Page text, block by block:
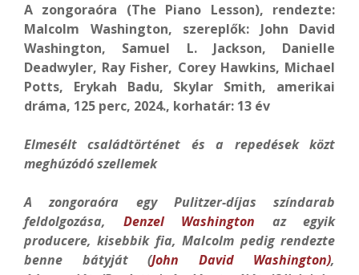
A zongoraóra (The Piano Lesson), rendezte:
Malcolm Washington, szereplők: John David
Washington, Samuel L. Jackson, Danielle
Deadwyler, Ray Fisher, Corey Hawkins, Michael
Potts, Erykah Badu, Skylar Smith, amerikai
dráma, 125 perc, 2024., korhatár: 13 év
Elmesélt családtörténet és a repedések közt
meghúzódó szellemek
A zongoraóra egy Pulitzer-díjas színdarab
feldolgozása, Denzel Washington az egyik
producere, kisebbik fia, Malcolm pedig rendezte
benne bátyját (John David Washington),